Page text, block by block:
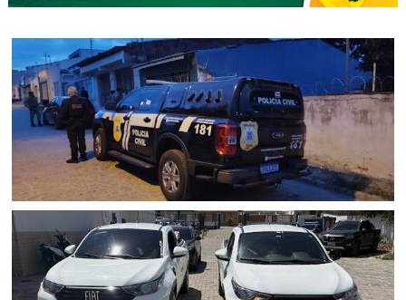
Polícia Civil cumpre mandados de prisão contra esquema
criminoso de agiotagem que movimentou cerca de R$ 10
milhões em Senhor do Bonfim (BA); dois foram presos e